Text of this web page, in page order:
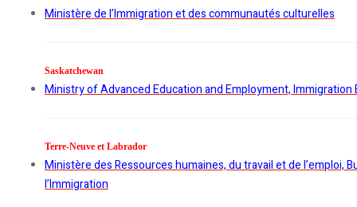
Ministère de l’Immigration et des communautés culturelles
Saskatchewan
Ministry of Advanced Education and Employment, Immigration
Terre-Neuve et Labrador
Ministère des Ressources humaines, du travail et de l’emploi,
l’Immigration